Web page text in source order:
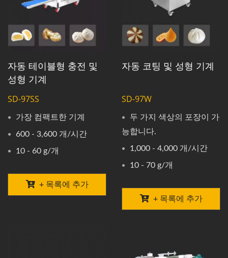
자동 테이블형 충전 및
성형 기계
SD-97SS
가장 컴팩트한 기계
600 - 3,600 개/시간
10 - 60 g/개
+ 목록에 추가
자동 코팅 및 성형 기계
SD-97W
두 가지 색상의 포장이 가
능합니다.
1,000 - 4,000 개/시간
10 - 70 g/개
+ 목록에 추가